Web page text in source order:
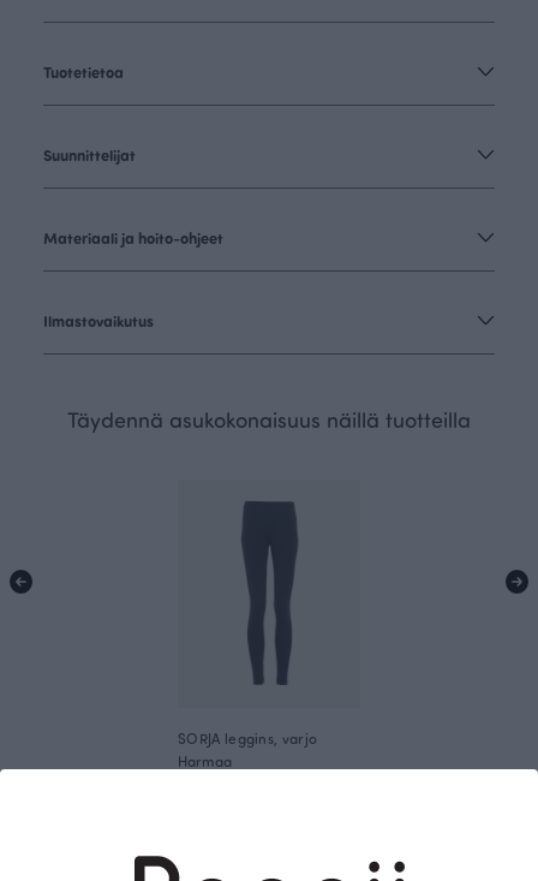
Tuotetietoa
Suunnittelijat
Materiaali ja hoito-ohjeet
Ilmastovaikutus
Täydennä asukokonaisuus näillä tuotteilla
SORJA leggins, varjo
Harmaa
Tämä on Paapii